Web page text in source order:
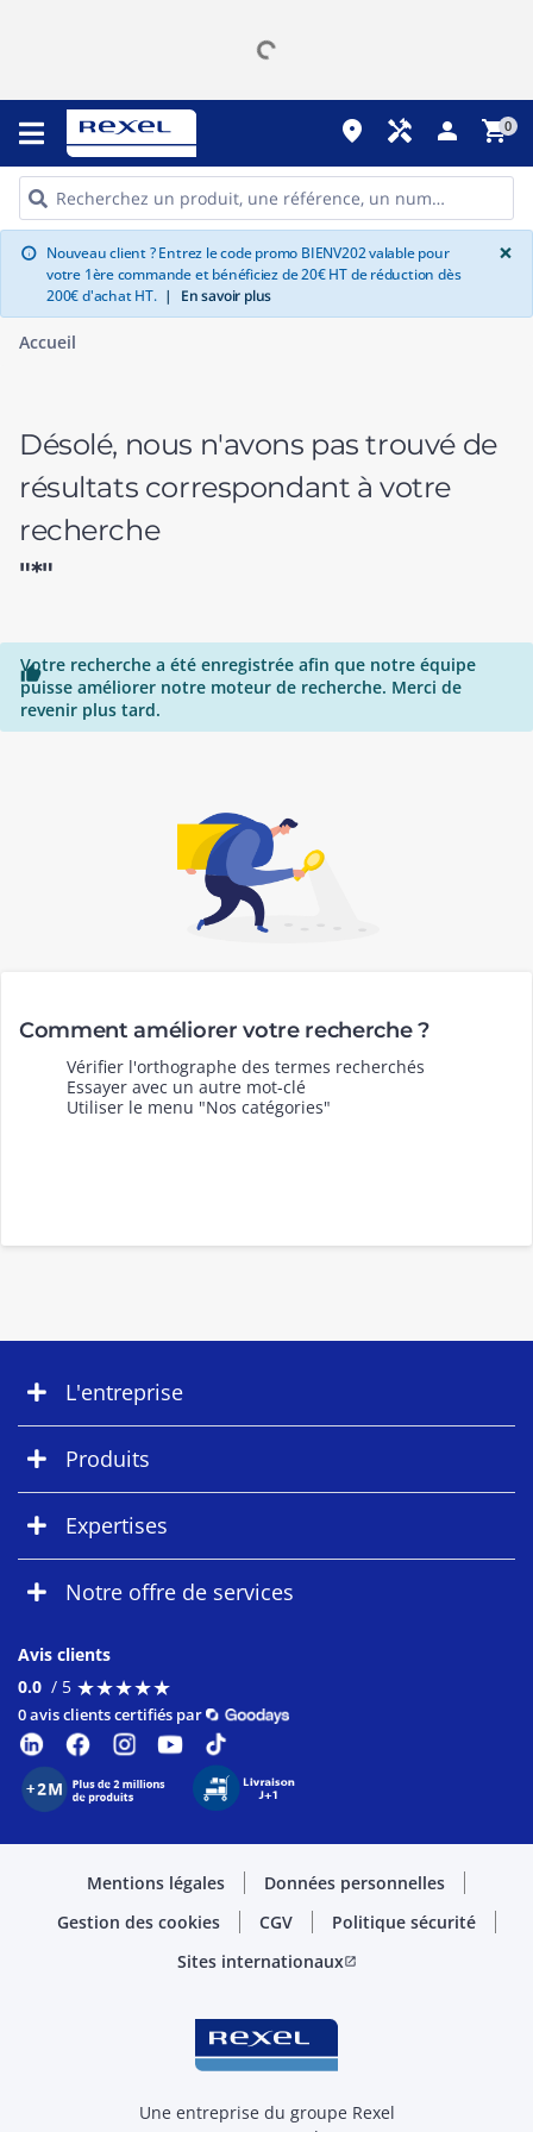
place handyman person shopping_cart0
info Nouveau client ? Entrez le code promo BIENV202 valable pour
votre 1ère commande et bénéficiez de 20€ HT de réduction dès
200€ d'achat HT. | En savoir plus
×
Accueil
Désolé, nous n'avons pas trouvé de
résultats correspondant à votre
recherche
"*"

Votre recherche a été enregistrée afin que notre équipe
puisse améliorer notre moteur de recherche. Merci de
revenir plus tard.
Comment améliorer votre recherche ?
Vérifier l'orthographe des termes recherchés
Essayer avec un autre mot-clé
Utiliser le menu "Nos catégories"
L'entreprise
Produits
Expertises
Notre offre de services
Avis clients
0.0 / 5 ★★★★★
★★★★★
0 avis clients certifiés par
Mentions légales
Données personnelles
Gestion des cookies
CGV
Politique sécurité
Sites internationauxopen_in_new
Une entreprise du groupe Rexel